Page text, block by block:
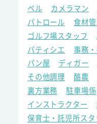
ベル
カメラマン
パトロール
食材
ゴルフ場スタッフ
パティシエ
事務
パン屋
ディガー
その他調理
酪農
裏方業務
駐車場係
インストラクター
保育士・託児所スタ